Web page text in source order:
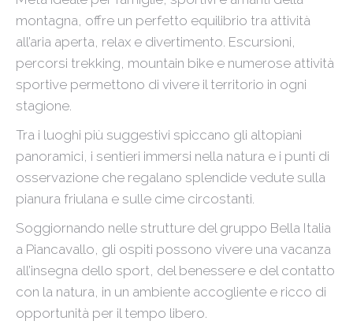
montagna, offre un perfetto equilibrio tra attività
all’aria aperta, relax e divertimento. Escursioni,
percorsi trekking, mountain bike e numerose attività
sportive permettono di vivere il territorio in ogni
stagione.
Tra i luoghi più suggestivi spiccano gli altopiani
panoramici, i sentieri immersi nella natura e i punti di
osservazione che regalano splendide vedute sulla
pianura friulana e sulle cime circostanti.
Soggiornando nelle strutture del gruppo Bella Italia
a Piancavallo, gli ospiti possono vivere una vacanza
all’insegna dello sport, del benessere e del contatto
con la natura, in un ambiente accogliente e ricco di
opportunità per il tempo libero.